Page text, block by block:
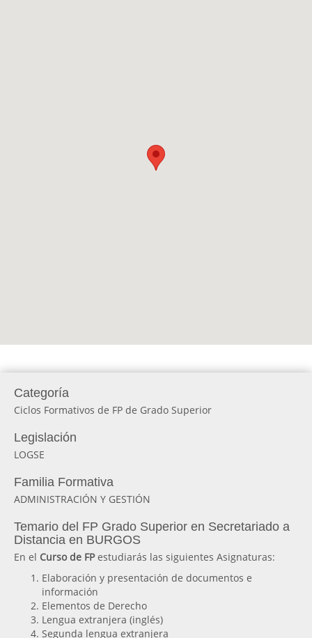
Categoría
Ciclos Formativos de FP de Grado Superior
Legislación
LOGSE
Familia Formativa
ADMINISTRACIÓN Y GESTIÓN
Temario del FP Grado Superior en Secretariado a
Distancia en BURGOS
En el Curso de FPestudiarás las siguientes Asignaturas:
Elaboración y presentación de documentos e
información
Elementos de Derecho
Lengua extranjera (inglés)
Segunda lengua extranjera